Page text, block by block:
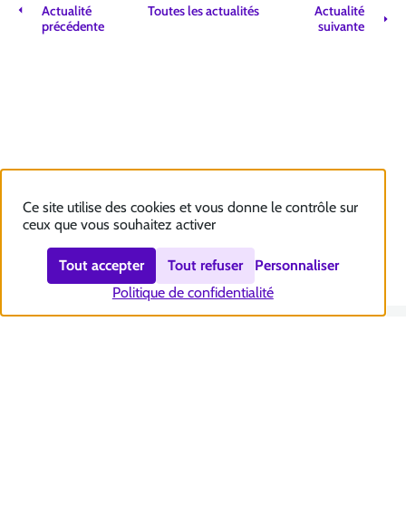
Actualité
précédente
Toutes les actualités
Actualité
suivante
Ce site utilise des cookies et vous donne le contrôle sur
ceux que vous souhaitez activer
Tout accepter Tout refuser
Personnaliser
Politique de confidentialité